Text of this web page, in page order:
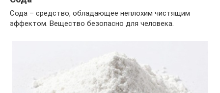
Сода – средство, обладающее неплохим чистящим
эффектом. Вещество безопасно для человека.